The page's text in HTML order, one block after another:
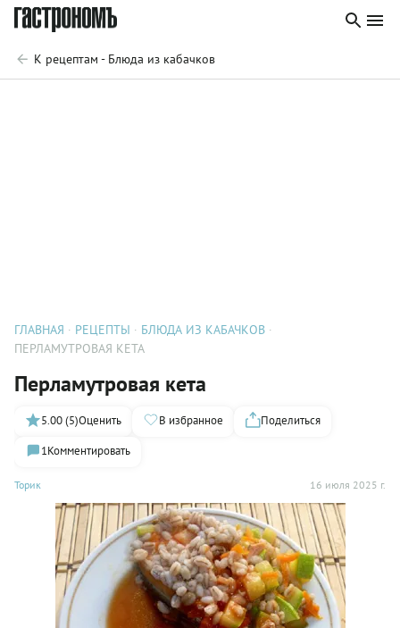
К рецептам - Блюда из кабачков
ГЛАВНАЯ РЕЦЕПТЫ
БЛЮДА ИЗ КАБАЧКОВ
ПЕРЛАМУТРОВАЯ КЕТА
Перламутровая кета
Торик 16 июля 2025 г.
5.00 (5)Оценить В избранное
Поделиться
1Комментировать